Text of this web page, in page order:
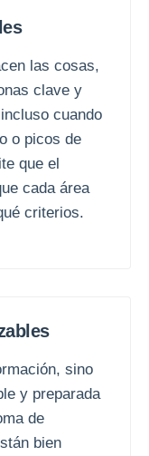
las cosas,
clave y
cuando
o picos de
que el
cada área
criterios.
sino
y preparada
de
bien